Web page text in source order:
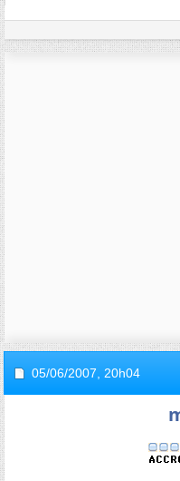
05/06/2007, 20h04